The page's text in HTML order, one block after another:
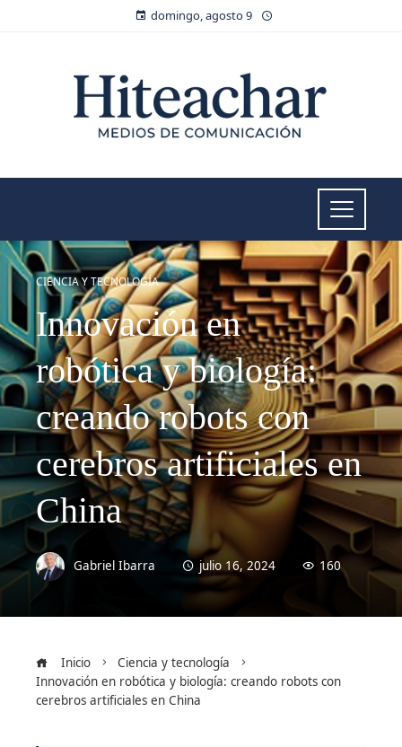
domingo, agosto 9
CIENCIA Y TECNOLOGÍA
Innovación en
robótica y biología:
creando robots con
cerebros artificiales en
China
Gabriel Ibarra julio 16, 2024 160
Inicio
Ciencia y tecnología
Innovación en robótica y biología: creando robots con
cerebros artificiales en China